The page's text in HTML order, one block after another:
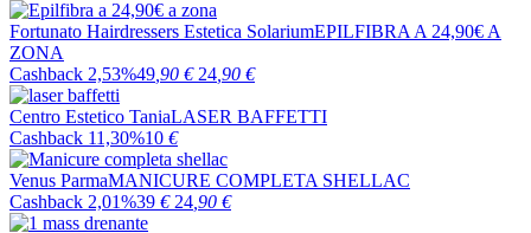
Fortunato Hairdressers Estetica SolariumEPILFIBRA A 24,90€ A
ZONA
Cashback 2,53%49 ,90 € 24 ,90 €
Centro Estetico TaniaLASER BAFFETTI
Cashback 11,30%10 €
Venus ParmaMANICURE COMPLETA SHELLAC
Cashback 2,01%39 € 24 ,90 €